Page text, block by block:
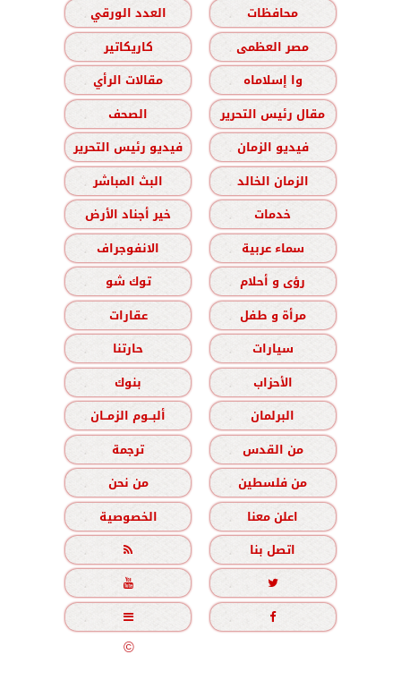
محافظات
العدد الورقي
مصر العظمى
كاريكاتير
وا إسلاماه
مقالات الرأي
مقال رئيس التحرير
الصحف
فيديو الزمان
فيديو رئيس التحرير
الزمان الخالد
البث المباشر
خدمات
خير أجناد الأرض
سماء عربية
الانفوجراف
رؤى و أحلام
توك شو
مرأة و طفل
عقارات
سيارات
حارتنا
الأحزاب
بنوك
البرلمان
ألبــوم الزمــان
من القدس
ترجمة
من فلسطين
من نحن
اعلن معنا
الخصوصية
اتصل بنا





جميع الحقوق محفوظة©